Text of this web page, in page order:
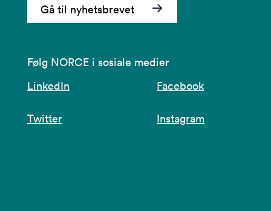
Gå til nyhetsbrevet
Følg NORCE i sosiale medier
LinkedIn
Facebook
Twitter Instagram